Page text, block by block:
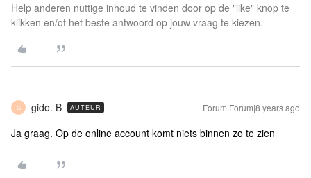
Help anderen nuttige inhoud te vinden door op de "like" knop te
klikken en/of het beste antwoord op jouw vraag te kiezen.
G gido. B AUTEUR Forum|Forum|8 years ago
Ja graag. Op de online account komt niets binnen zo te zien